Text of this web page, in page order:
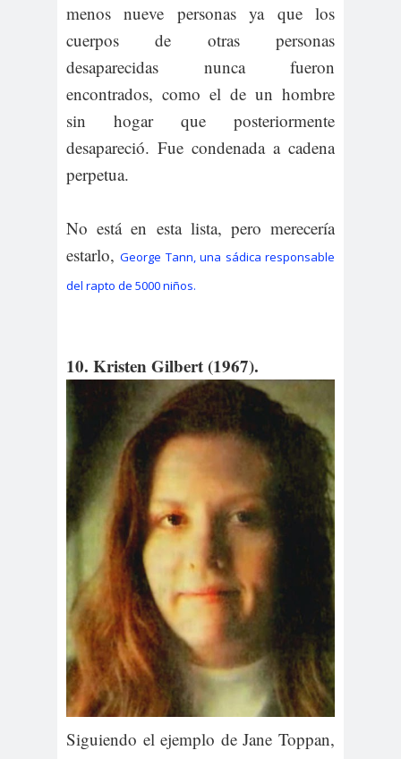
menos nueve personas ya que los
cuerpos de otras personas
desaparecidas nunca fueron
encontrados, como el de un hombre
sin hogar que posteriormente
desapareció. Fue condenada a cadena
perpetua.
No está en esta lista, pero merecería
estarlo,George Tann, una sádica responsable
del rapto de 5000 niños.
10. Kristen Gilbert (1967).
Siguiendo el ejemplo de Jane Toppan,